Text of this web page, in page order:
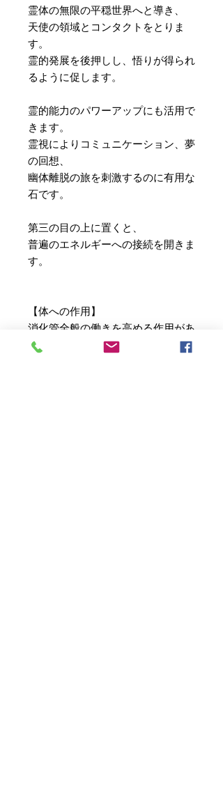
霊体の無限の平穏世界へと導き、
天使の領域とコンタクトをとりま
す。
霊的発展を後押しし、悟りが得られ
るように促します。
霊的能力のパワーアップにも活用で
きます。
霊視によりコミュニケーション、夢
の回想、
幽体離脱の旅を刺激するのに有用な
石です。
第三の目の上に置くと、
普遍のエネルギーへの接続を開きま
す。
【体への作用】
消化管全般の働きを高める作用があ
ります。